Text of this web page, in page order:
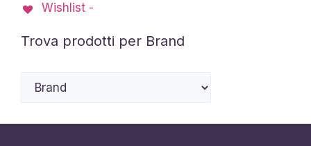
essere
nella
Wishlist -
Trova prodotti per Brand